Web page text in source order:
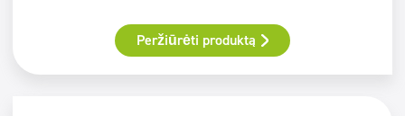
Peržiūrėti produktą